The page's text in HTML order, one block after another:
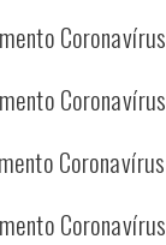
Coronavírus
Coronavírus
Coronavírus
Coronavírus